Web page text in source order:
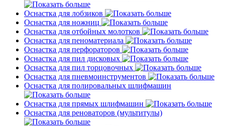
Оснастка для лобзиков
Оснастка для ножниц
Оснастка для отбойных молотков
Оснастка для пеноматериала
Оснастка для перфораторов
Оснастка для пил дисковых
Оснастка для пил торцовочных
Оснастка для пневмоинструментов
Оснастка для полировальных шлифмашин
Оснастка для прямых шлифмашин
Оснастка для реноваторов (мультитулы)